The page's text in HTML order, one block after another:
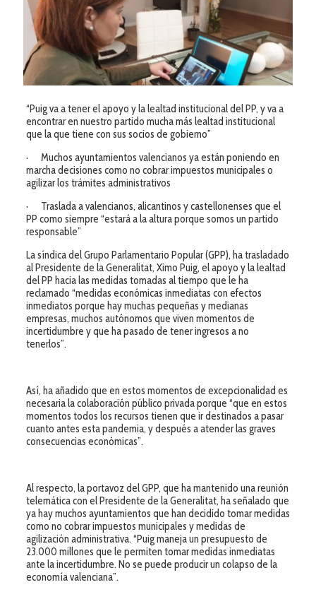
“Puig va a tener el apoyo y la lealtad institucional del PP, y va a
encontrar en nuestro partido mucha más lealtad institucional
que la que tiene con sus socios de gobierno”
· Muchos ayuntamientos valencianos ya están poniendo en
marcha decisiones como no cobrar impuestos municipales o
agilizar los trámites administrativos
· Traslada a valencianos, alicantinos y castellonenses que el
PP como siempre “estará a la altura porque somos un partido
responsable”
La síndica del Grupo Parlamentario Popular (GPP), ha trasladado
al Presidente de la Generalitat, Ximo Puig, el apoyo y la lealtad
del PP hacia las medidas tomadas al tiempo que le ha
reclamado “medidas económicas inmediatas con efectos
inmediatos porque hay muchas pequeñas y medianas
empresas, muchos autónomos que viven momentos de
incertidumbre y que ha pasado de tener ingresos a no
tenerlos”.
Así, ha añadido que en estos momentos de excepcionalidad es
necesaria la colaboración público privada porque “que en estos
momentos todos los recursos tienen que ir destinados a pasar
cuanto antes esta pandemia, y después a atender las graves
consecuencias económicas”.
Al respecto, la portavoz del GPP, que ha mantenido una reunión
telemática con el Presidente de la Generalitat, ha señalado que
ya hay muchos ayuntamientos que han decidido tomar medidas
como no cobrar impuestos municipales y medidas de
agilización administrativa. “Puig maneja un presupuesto de
23.000 millones que le permiten tomar medidas inmediatas
ante la incertidumbre. No se puede producir un colapso de la
economía valenciana”.